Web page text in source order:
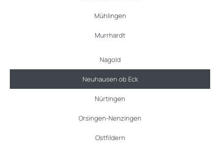
Mühlingen
Murrhardt
Nagold
Neuhausen ob Eck
Nürtingen
Orsingen-Nenzingen
Ostfildern